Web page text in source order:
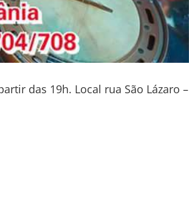
das 19h. Local rua São Lázaro –